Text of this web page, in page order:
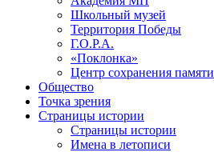
Школьный музей
Территория Победы
Г.О.Р.А.
«Поклонка»
Центр сохранения памяти
Общество
Точка зрения
Страницы истории
Страницы истории
Имена в летописи